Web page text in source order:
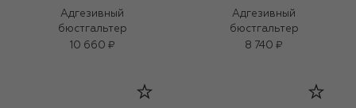
Адгезивный
бюстгальтер
10 660 ₽
Адгезивный
бюстгальтер
8 740 ₽